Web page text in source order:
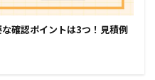
確認ポイントは3つ！見積例